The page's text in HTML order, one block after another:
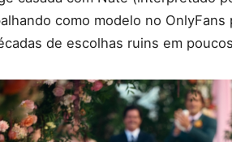
como modelo no
de escolhas ruins em